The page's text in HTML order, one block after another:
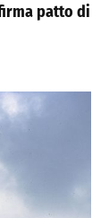
patto di